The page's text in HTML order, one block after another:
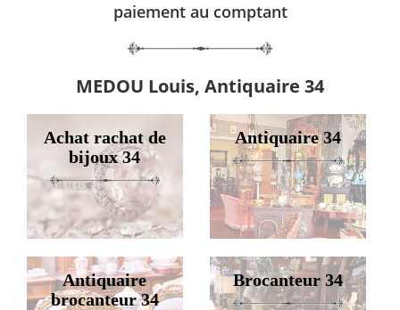
paiement au comptant
MEDOU Louis, Antiquaire 34
Achat rachat de
bijoux 34
Antiquaire 34
Antiquaire
brocanteur 34
Brocanteur 34